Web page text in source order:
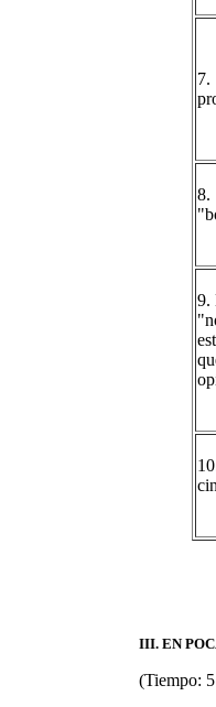
9.
III. EN
(Tiempo: